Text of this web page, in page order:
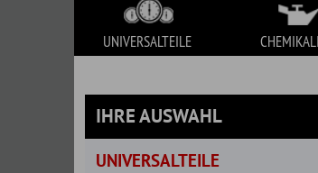
IHRE AUSWAHL
UNIVERSALTEILE
Es handelt sich hierbei um
universelle, allgemein passende
die Passgenauigkeit.